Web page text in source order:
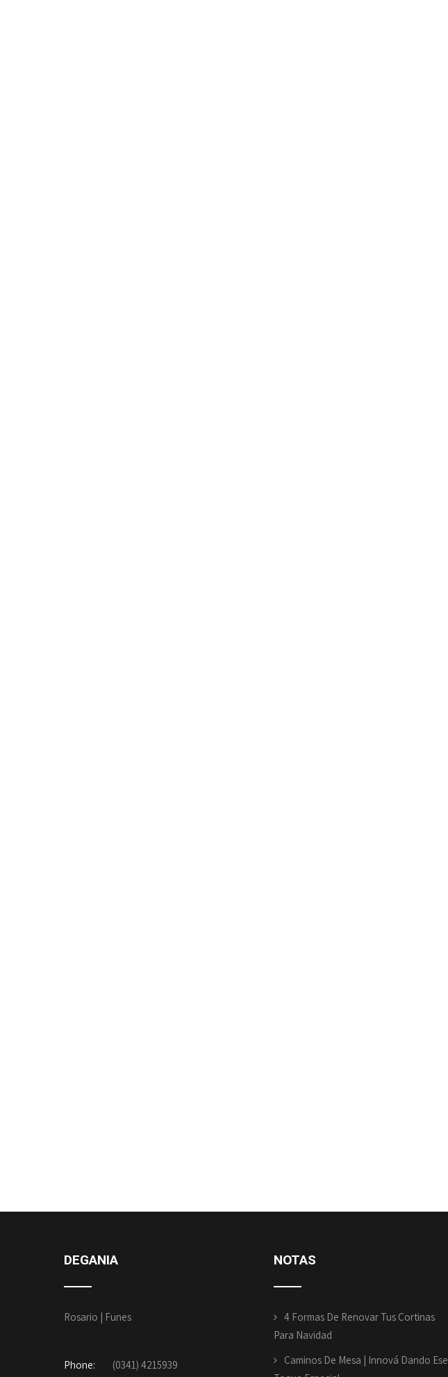
DEGANIA
Rosario | Funes
Phone: (0341) 4215939
NOTAS
4 Formas De Renovar Tus Cortinas
Para Navidad
Caminos De Mesa | Innová Dando Ese